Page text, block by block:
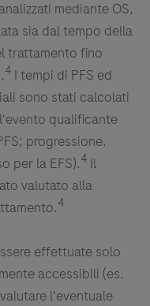
mediante OS,
sia dal tempo della
trattamento fino
4 I tempi di PFS ed
sono stati calcolati
qualificante
progressione,
per la EFS).4 Il
valutato alla
4
effettuate solo
accessibili (es.
l'eventuale